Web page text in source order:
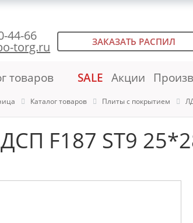
44-66
torg.ru ЗАКАЗАТЬ РАСПИЛ
товаров SALE Акции
Каталог товаров Плиты с покрытием
F187 ST9